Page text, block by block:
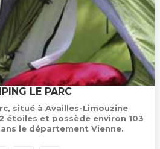
LE PARC
situé à Availles-Limouzine
étoiles et possède environ 103
le département Vienne.